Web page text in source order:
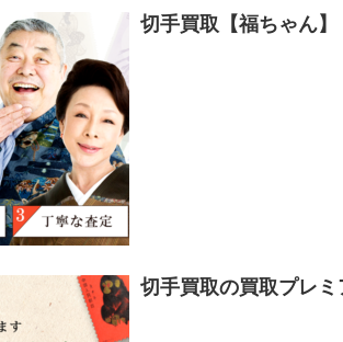
切手買取【福ちゃん】
切手買取の買取プレミ